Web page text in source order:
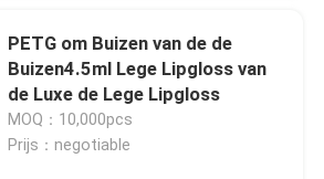
PETG om Buizen van de de
Buizen4.5ml Lege Lipgloss van
de Luxe de Lege Lipgloss
MOQ：10,000pcs
Prijs：negotiable